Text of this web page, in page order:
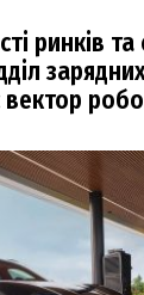
ринків